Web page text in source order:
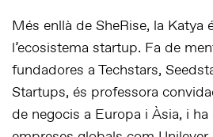
Més enllà de SheRise, la Katya
l’ecosistema startup. Fa de
fundadores a Techstars,
Startups, és professora
de negocis a Europa i Àsia, i